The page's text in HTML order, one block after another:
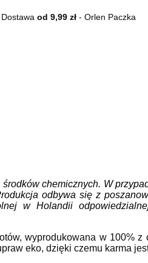
Dostawa od 9,99 zł - Orlen Paczka
chemicznych. W
odbywa się z
w Holandii
wyprodukowana w 100% z
eko, dzięki czemu karma